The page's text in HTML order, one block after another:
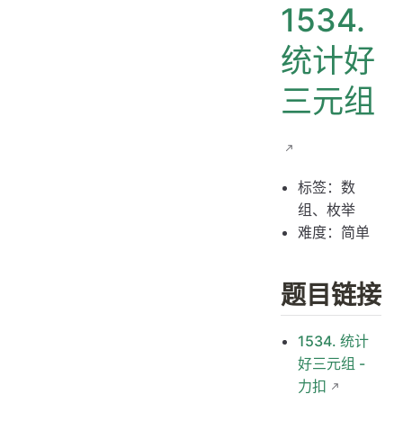
解题思路
思路 1：枚举
思路 1：代码
思路 1：复杂度分析
思路 2：复杂度分析
1534.
统计好
三元组
标签：数
组、枚举
难度：简单
题目链接
1534. 统计
好三元组 -
力扣